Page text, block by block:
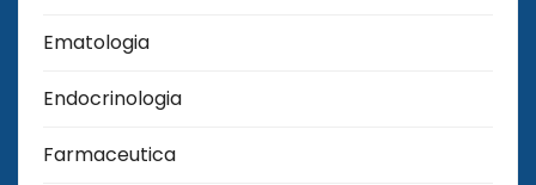
Ematologia
Endocrinologia
Farmaceutica